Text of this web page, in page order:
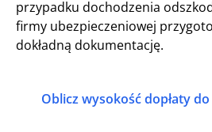
przypadku dochodzenia
firmy ubezpieczeniowej
dokładną dokumentację.
Oblicz wysokość dopłaty